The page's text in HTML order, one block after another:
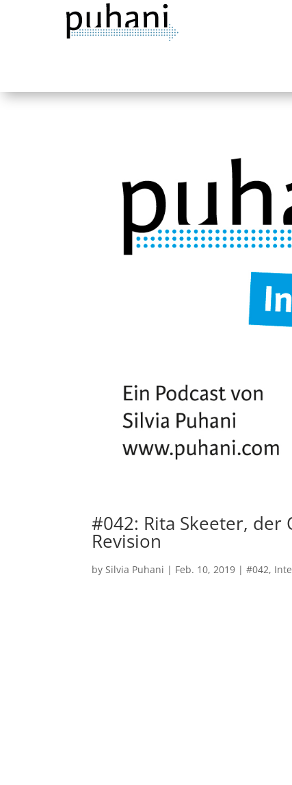
#042: Rita Skeeter,
Revision
bySilvia Puhani | Feb. 10, 2019 |#042,